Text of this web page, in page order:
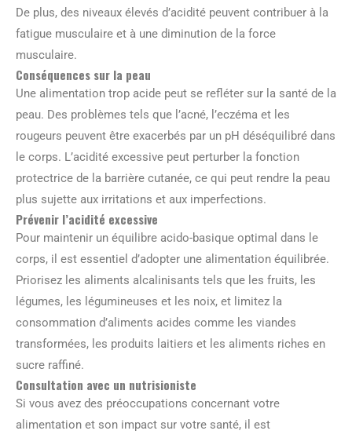
De plus, des niveaux élevés d’acidité peuvent contribuer à la
fatigue musculaire et à une diminution de la force
musculaire.
Conséquences sur la peau
Une alimentation trop acide peut se refléter sur la santé de la
peau. Des problèmes tels que l’acné, l’eczéma et les
rougeurs peuvent être exacerbés par un pH déséquilibré dans
le corps. L’acidité excessive peut perturber la fonction
protectrice de la barrière cutanée, ce qui peut rendre la peau
plus sujette aux irritations et aux imperfections.
Prévenir l’acidité excessive
Pour maintenir un équilibre acido-basique optimal dans le
corps, il est essentiel d’adopter une alimentation équilibrée.
Priorisez les aliments alcalinisants tels que les fruits, les
légumes, les légumineuses et les noix, et limitez la
consommation d’aliments acides comme les viandes
transformées, les produits laitiers et les aliments riches en
sucre raffiné.
Consultation avec un nutrisioniste
Si vous avez des préoccupations concernant votre
alimentation et son impact sur votre santé, il est